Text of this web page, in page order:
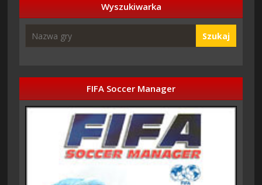
Wyszukiwarka
Szukaj
FIFA Soccer Manager